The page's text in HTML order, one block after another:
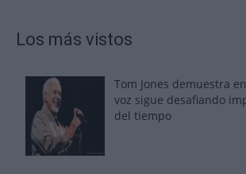
Los más vistos
Tom Jones demuestra
voz sigue desafiando
del tiempo